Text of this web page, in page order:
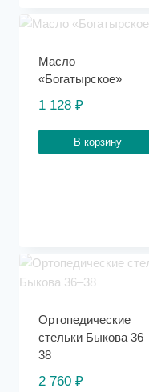
Масло
«Богатырское»
1 128 ₽
В корзину
Ортопедические
стельки Быкова 36–
38
2 760 ₽